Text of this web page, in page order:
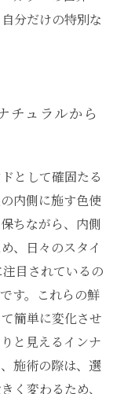
分だけの特別な
チュラルから
として確固たる
内側に施す色使
ちながら、内側
、日々のスタイ
目されているの
す。これらの鮮
簡単に変化させ
と見えるインナ
施術の際は、選
く変わるため、